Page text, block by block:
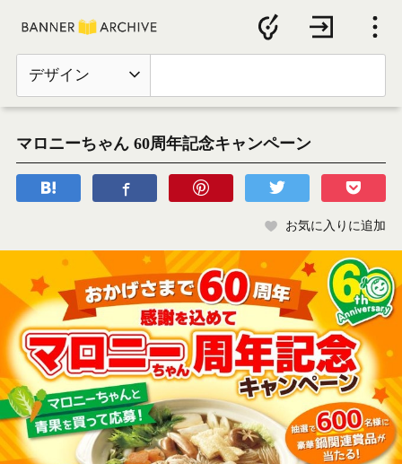
デザイン
マロニーちゃん 60周年記念キャンペーン
お気に入りに追加